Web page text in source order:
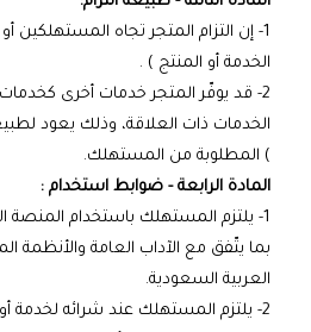
1- إن التزام المتجر تجاه المستهلكين
الخدمة أو المنتج ) .
2- قد يوفّر المتجر خدمات أخرى
الخدمات ذات العلاقة، وذلك يعود
) المطلوبة من المستهلك.
المادة الرابعة - ضوابط استخدام :
1- يلتزم المستهلك باستخدام المنصة
بما يتّفق مع الآداب العامة والأنظمة
العربية السعودية.
2- يلتزم المستهلك عند شرائه لخدمة